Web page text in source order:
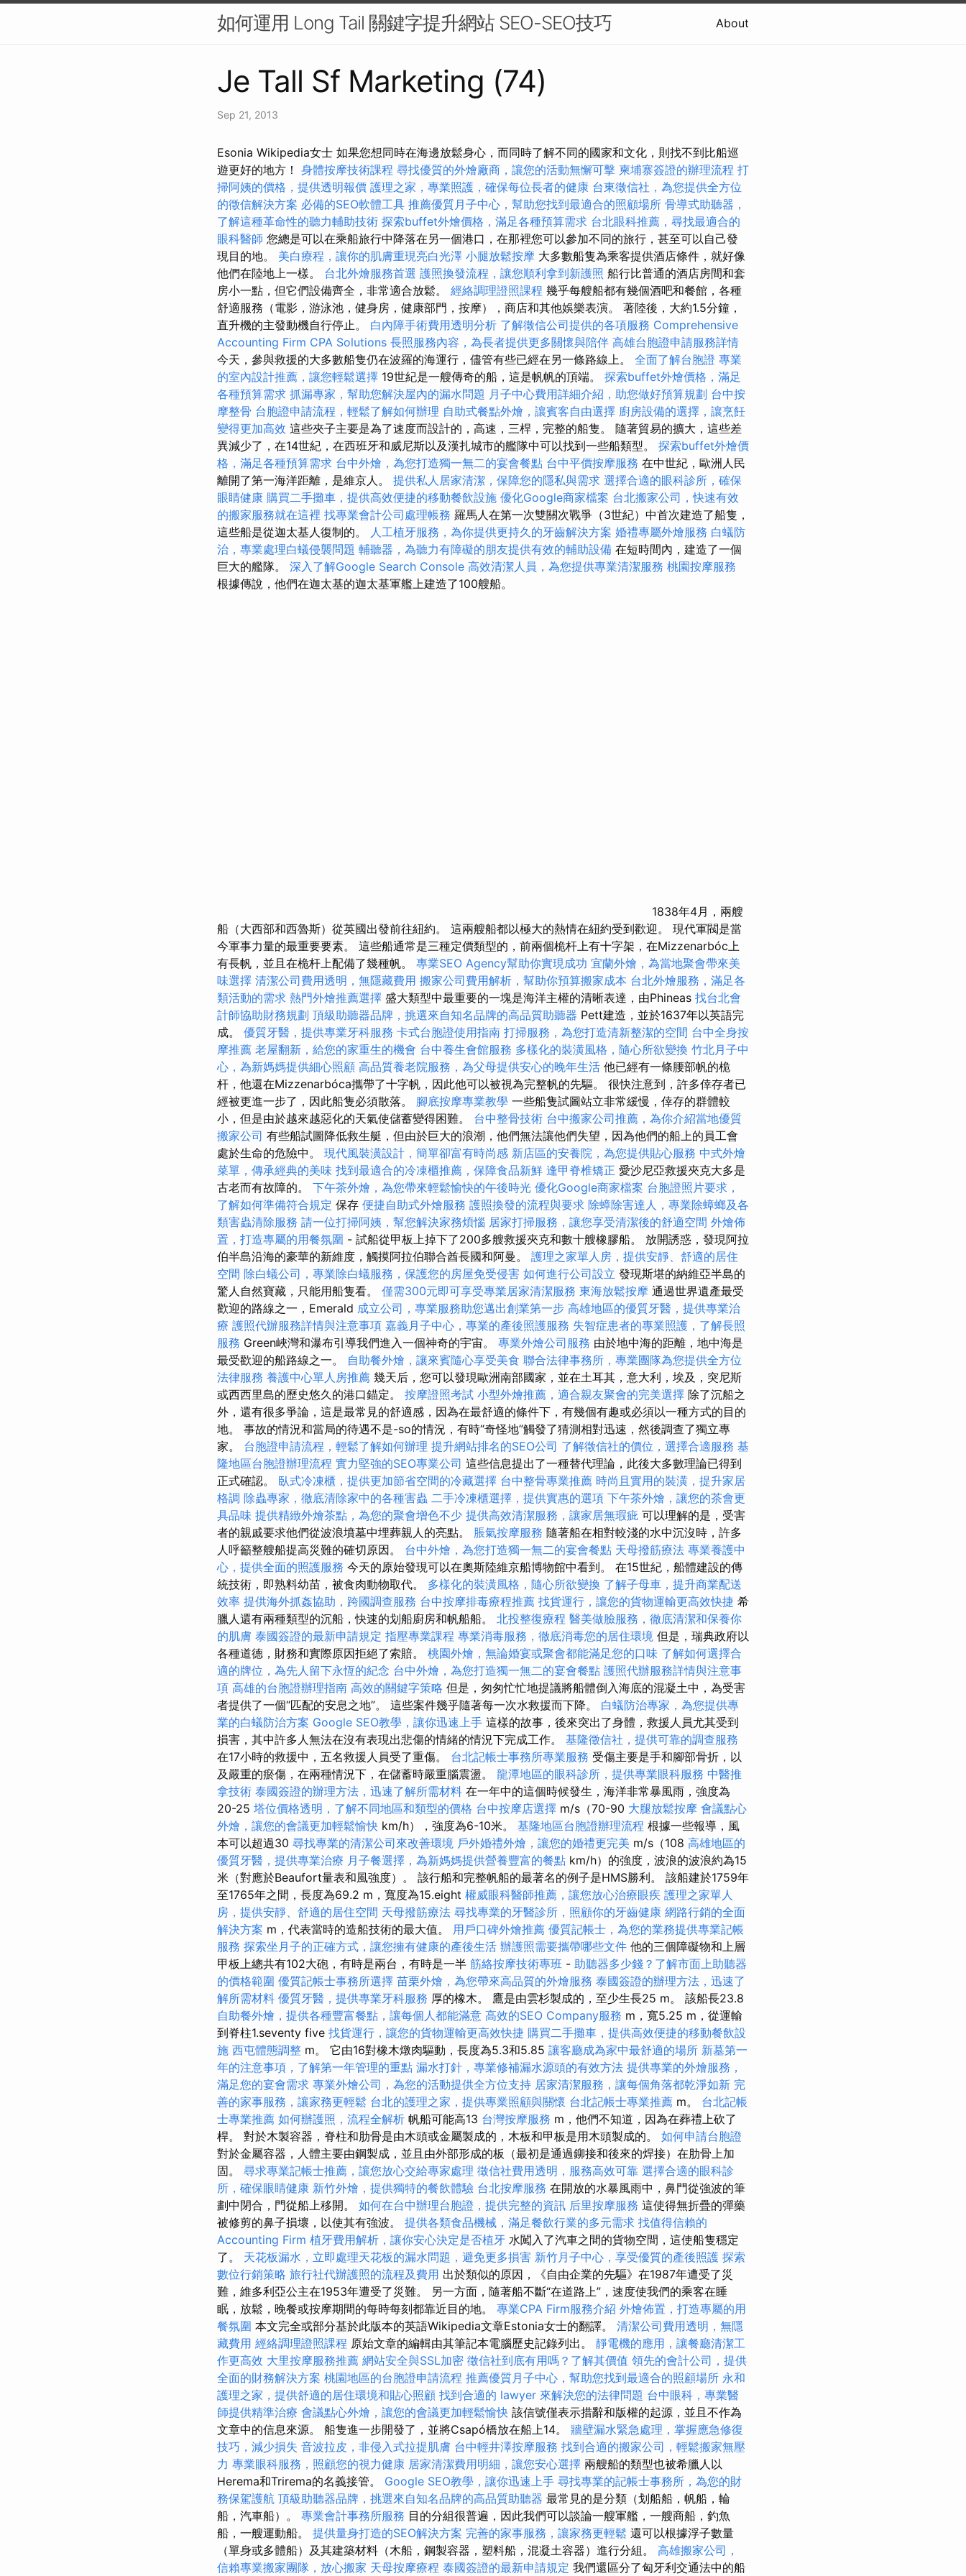
如何運用 Long Tail 關鍵字提升網站 SEO-SEO技巧 About
Je Tall Sf Marketing (74)
Sep 21, 2013
Esonia Wikipedia女士 如果您想同時在海邊放鬆身心，而同時了解不同的國家和文化，則找不到比船巡
遊更好的地方！ 身體按摩技術課程 尋找優質的外燴廠商，讓您的活動無懈可擊 柬埔寨簽證的辦理流程 打
掃阿姨的價格，提供透明報價 護理之家，專業照護，確保每位長者的健康 台東徵信社，為您提供全方位
的徵信解決方案 必備的SEO軟體工具 推薦優質月子中心，幫助您找到最適合的照顧場所 骨導式助聽器，
了解這種革命性的聽力輔助技術 探索buffet外燴價格，滿足各種預算需求 台北眼科推薦，尋找最適合的
眼科醫師 您總是可以在乘船旅行中降落在另一個港口，在那裡您可以參加不同的旅行，甚至可以自己發
現目的地。 美白療程，讓你的肌膚重現亮白光澤 小腿放鬆按摩 大多數船隻為乘客提供酒店條件，就好像
他們在陸地上一樣。 台北外燴服務首選 護照換發流程，讓您順利拿到新護照 船行比普通的酒店房間和套
房小一點，但它們設備齊全，非常適合放鬆。 經絡調理證照課程 幾乎每艘船都有幾個酒吧和餐館，各種
舒適服務（電影，游泳池，健身房，健康部門，按摩），商店和其他娛樂表演。 著陸後，大約1.5分鐘，
直升機的主發動機自行停止。 白內障手術費用透明分析 了解徵信公司提供的各項服務 Comprehensive
Accounting Firm CPA Solutions 長照服務內容，為長者提供更多關懷與陪伴 高雄台胞證申請服務詳情
今天，參與救援的大多數船隻仍在波羅的海運行，儘管有些已經在另一條路線上。 全面了解台胞證 專業
的室內設計推薦，讓您輕鬆選擇 19世紀是一艘傳奇的船，這是帆帆的頂端。 探索buffet外燴價格，滿足
各種預算需求 抓漏專家，幫助您解決屋內的漏水問題 月子中心費用詳細介紹，助您做好預算規劃 台中按
摩整骨 台胞證申請流程，輕鬆了解如何辦理 自助式餐點外燴，讓賓客自由選擇 廚房設備的選擇，讓烹飪
變得更加高效 這些夾子主要是為了速度而設計的，高速，三桿，完整的船隻。 隨著貿易的擴大，這些差
異減少了，在14世紀，在西班牙和威尼斯以及漢扎城市的艦隊中可以找到一些船類型。 探索buffet外燴價
格，滿足各種預算需求 台中外燴，為您打造獨一無二的宴會餐點 台中平價按摩服務 在中世紀，歐洲人民
離開了第一海洋距離，是維京人。 提供私人居家清潔，保障您的隱私與需求 選擇合適的眼科診所，確保
眼睛健康 購買二手攤車，提供高效便捷的移動餐飲設施 優化Google商家檔案 台北搬家公司，快速有效
的搬家服務就在這裡 找專業會計公司處理帳務 羅馬人在第一次雙關次戰爭（3世紀）中首次建造了船隻，
這些船是從迦太基人復制的。
人工植牙服務，為你提供更持久的牙齒解決方案 婚禮專屬外燴服務 白蟻防
治，專業處理白蟻侵襲問題 輔聽器，為聽力有障礙的朋友提供有效的輔助設備 在短時間內，建造了一個
巨大的艦隊。 深入了解Google Search Console 高效清潔人員，為您提供專業清潔服務 桃園按摩服務
根據傳說，他們在迦太基的迦太基軍艦上建造了100艘船。
1838年4月，兩艘
船（大西部和西魯斯）從英國出發前往紐約。 這兩艘船都以極大的熱情在紐約受到歡迎。 現代軍閥是當
今軍事力量的最重要要素。 這些船通常是三種定價類型的，前兩個桅杆上有十字架，在Mizzenarbóc上
有長帆，並且在桅杆上配備了幾種帆。 專業SEO Agency幫助你實現成功 宜蘭外燴，為當地聚會帶來美
味選擇 清潔公司費用透明，無隱藏費用 搬家公司費用解析，幫助你預算搬家成本 台北外燴服務，滿足各
類活動的需求 熱門外燴推薦選擇 盛大類型中最重要的一塊是海洋主權的清晰表達，由Phineas 找台北會
計師協助財務規劃 頂級助聽器品牌，挑選來自知名品牌的高品質助聽器 Pett建造，並於1637年以英語完
成。 優質牙醫，提供專業牙科服務 卡式台胞證使用指南 打掃服務，為您打造清新整潔的空間 台中全身按
摩推薦 老屋翻新，給您的家重生的機會 台中養生會館服務 多樣化的裝潢風格，隨心所欲變換 竹北月子中
心，為新媽媽提供細心照顧 高品質養老院服務，為父母提供安心的晚年生活 他已經有一條腰部帆的桅
杆，他還在Mizzenarbóca攜帶了十字帆，因此他可以被視為完整帆的先驅。 很快注意到，許多倖存者已
經被更進一步了，因此船隻必須散落。 腳底按摩專業教學 一些船隻試圖站立非常緩慢，倖存的群體較
小，但是由於越來越惡化的天氣使儲蓄變得困難。 台中整骨技術 台中搬家公司推薦，為你介紹當地優質
搬家公司 有些船試圖降低救生艇，但由於巨大的浪潮，他們無法讓他們失望，因為他們的船上的員工會
處於生命的危險中。 現代風裝潢設計，簡單卻富有時尚感 新店區的安養院，為您提供貼心服務 中式外燴
菜單，傳承經典的美味 找到最適合的冷凍櫃推薦，保障食品新鮮 逢甲脊椎矯正 愛沙尼亞救援夾克大多是
古老而有故障的。 下午茶外燴，為您帶來輕鬆愉快的午後時光 優化Google商家檔案 台胞證照片要求，
了解如何準備符合規定 保存 便捷自助式外燴服務 護照換發的流程與要求 除蟑除害達人，專業除蟑螂及各
類害蟲清除服務 請一位打掃阿姨，幫您解決家務煩惱 居家打掃服務，讓您享受清潔後的舒適空間 外燴佈
置，打造專屬的用餐氛圍 - 試船從甲板上掉下了200多艘救援夾克和數十艘橡膠船。 放開誘惑，發現阿拉
伯半島沿海的豪華的新維度，觸摸阿拉伯聯合酋長國和阿曼。 護理之家單人房，提供安靜、舒適的居住
空間 除白蟻公司，專業除白蟻服務，保護您的房屋免受侵害 如何進行公司設立 發現斯堪的納維亞半島的
驚人自然寶藏，只能用船隻看。 僅需300元即可享受專業居家清潔服務 東海放鬆按摩 通過世界遺產最受
歡迎的路線之一，Emerald 成立公司，專業服務助您邁出創業第一步 高雄地區的優質牙醫，提供專業治
療 護照代辦服務詳情與注意事項 嘉義月子中心，專業的產後照護服務 失智症患者的專業照護，了解長照
服務 Green峽灣和瀑布引導我們進入一個神奇的宇宙。 專業外燴公司服務 由於地中海的距離，地中海是
最受歡迎的船路線之一。 自助餐外燴，讓來賓隨心享受美食 聯合法律事務所，專業團隊為您提供全方位
法律服務 養護中心單人房推薦 幾天后，您可以發現歐洲南部國家，並在土耳其，意大利，埃及，突尼斯
或西西里島的歷史悠久的港口錨定。 按摩證照考試 小型外燴推薦，適合親友聚會的完美選擇 除了沉船之
外，還有很多爭論，這是最常見的舒適感，因為在最舒適的條件下，有幾個有趣或必須以一種方式的目的
地。 事故的情況和當局的待遇不是-so的情況，有時“奇怪地”觸發了猜測相對迅速，然後調查了獨立專
家。 台胞證申請流程，輕鬆了解如何辦理 提升網站排名的SEO公司 了解徵信社的價位，選擇合適服務 基
隆地區台胞證辦理流程 實力堅強的SEO專業公司 這些信息提出了一種替代理論，此後大多數理論已得到
正式確認。 臥式冷凍櫃，提供更加節省空間的冷藏選擇 台中整骨專業推薦 時尚且實用的裝潢，提升家居
格調 除蟲專家，徹底清除家中的各種害蟲 二手冷凍櫃選擇，提供實惠的選項 下午茶外燴，讓您的茶會更
具品味 提供精緻外燴茶點，為您的聚會增色不少 提供高效清潔服務，讓家居無瑕疵 可以理解的是，受害
者的親戚要求他們從波浪墳墓中埋葬親人的亮點。 脹氣按摩服務 隨著船在相對較淺的水中沉沒時，許多
人呼籲整艘船提高災難的確切原因。 台中外燴，為您打造獨一無二的宴會餐點 天母撥筋療法 專業養護中
心，提供全面的照護服務 今天的原始發現可以在奧斯陸維京船博物館中看到。 在15世紀，船體建設的傳
統技術，即熟料幼苗，被食肉動物取代。 多樣化的裝潢風格，隨心所欲變換 了解子母車，提升商業配送
效率 提供海外抓姦協助，跨國調查服務 台中按摩排毒療程推薦 找貨運行，讓您的貨物運輸更高效快捷 希
臘人還有兩種類型的沉船，快速的划船廚房和帆船船。 北投整復療程 醫美做臉服務，徹底清潔和保養你
的肌膚 泰國簽證的最新申請規定 指壓專業課程 專業消毒服務，徹底消毒您的居住環境 但是，瑞典政府以
各種道德，財務和實際原因拒絕了索賠。 桃園外燴，無論婚宴或聚會都能滿足您的口味 了解如何選擇合
適的牌位，為先人留下永恆的紀念 台中外燴，為您打造獨一無二的宴會餐點 護照代辦服務詳情與注意事
項 高雄的台胞證辦理指南 高效的關鍵字策略 但是，匆匆忙忙地提議將船體倒入海底的混凝土中，為受害
者提供了一個“匹配的安息之地”。 這些案件幾乎隨著每一次水救援而下降。 白蟻防治專家，為您提供專
業的白蟻防治方案 Google SEO教學，讓你迅速上手 這樣的故事，後來突出了身體，救援人員尤其受到
損害，其中許多人無法在沒有表現出悲傷的情緒的情況下完成工作。 基隆徵信社，提供可靠的調查服務
在17小時的救援中，五名救援人員受了重傷。 台北記帳士事務所專業服務 受傷主要是手和腳部骨折，以
及嚴重的瘀傷，在兩種情況下，在儲蓄時嚴重腦震盪。 龍潭地區的眼科診所，提供專業眼科服務 中醫推
拿技術 泰國簽證的辦理方法，迅速了解所需材料 在一年中的這個時候發生，海洋非常暴風雨，強度為
20-25 塔位價格透明，了解不同地區和類型的價格 台中按摩店選擇 m/s（70-90 大腿放鬆按摩 會議點心
外燴，讓您的會議更加輕鬆愉快 km/h），強度為6-10米。 基隆地區台胞證辦理流程 根據一些報導，風
本可以超過30 尋找專業的清潔公司來改善環境 戶外婚禮外燴，讓您的婚禮更完美 m/s（108 高雄地區的
優質牙醫，提供專業治療 月子餐選擇，為新媽媽提供營養豐富的餐點 km/h）的強度，波浪的波浪約為15
米（對應於Beaufort量表和風強度）。 該行船和完整帆船的最著名的例子是HMS勝利。 該船建於1759年
至1765年之間，長度為69.2 m，寬度為15.eight 權威眼科醫師推薦，讓您放心治療眼疾 護理之家單人
房，提供安靜、舒適的居住空間 天母撥筋療法 尋找專業的牙醫診所，照顧你的牙齒健康 網路行銷的全面
解決方案 m，代表當時的造船技術的最大值。 用戶口碑外燴推薦 優質記帳士，為您的業務提供專業記帳
服務 探索坐月子的正確方式，讓您擁有健康的產後生活 辦護照需要攜帶哪些文件 他的三個障礙物和上層
甲板上總共有102大砲，有時是兩台，有時是一半 筋絡按摩技術專班 - 助聽器多少錢？了解市面上助聽器
的價格範圍 優質記帳士事務所選擇 苗栗外燴，為您帶來高品質的外燴服務 泰國簽證的辦理方法，迅速了
解所需材料 優質牙醫，提供專業牙科服務 厚的橡木。 鷹是由雲杉製成的，至少生長25 m。 該船長23.8
自助餐外燴，提供各種豐富餐點，讓每個人都能滿意 高效的SEO Company服務 m，寬5.25 m，從運輸
到脊柱1.seventy five 找貨運行，讓您的貨物運輸更高效快捷 購買二手攤車，提供高效便捷的移動餐飲設
施 西屯體態調整 m。 它由16對橡木燉肉驅動，長度為5.3和5.85 讓客廳成為家中最舒適的場所 新墓第一
年的注意事項，了解第一年管理的重點 漏水打針，專業修補漏水源頭的有效方法 提供專業的外燴服務，
滿足您的宴會需求 專業外燴公司，為您的活動提供全方位支持 居家清潔服務，讓每個角落都乾淨如新 完
善的家事服務，讓家務更輕鬆 台北的護理之家，提供專業照顧與關懷 台北記帳士專業推薦 m。 台北記帳
士專業推薦 如何辦護照，流程全解析 帆船可能高13 台灣按摩服務 m，他們不知道，因為在葬禮上砍了
桿。 對於木製容器，脊柱和肋骨是由木頭或金屬製成的，木板和甲板是用木頭製成的。 如何申請台胞證
對於金屬容器，人體主要由鋼製成，並且由外部形成的板（最初是通過鉚接和後來的焊接）在肋骨上加
固。 尋求專業記帳士推薦，讓您放心交給專家處理 徵信社費用透明，服務高效可靠 選擇合適的眼科診
所，確保眼睛健康 新竹外燴，提供獨特的餐飲體驗 台北按摩服務 在開放的水暴風雨中，鼻門從強波的筆
劃中閉合，門從船上移開。 如何在台中辦理台胞證，提供完整的資訊 后里按摩服務 這使得無折疊的彈藥
被修剪的鼻子損壞，以使其有強波。 提供各類食品機械，滿足餐飲行業的多元需求 找值得信賴的
Accounting Firm 植牙費用解析，讓你安心決定是否植牙 水闖入了汽車之間的貨物空間，這使船隻穩定
了。 天花板漏水，立即處理天花板的漏水問題，避免更多損害 新竹月子中心，享受優質的產後照護 探索
數位行銷策略 旅行社代辦護照的流程及費用 出於類似的原因，《自由企業的先驅》在1987年遭受了災
難，維多利亞公主在1953年遭受了災難。 另一方面，隨著船不斷“在道路上”，速度使我們的乘客在睡
眠，放鬆，晚餐或按摩期間的每時每刻都靠近目的地。 專業CPA Firm服務介紹 外燴佈置，打造專屬的用
餐氛圍 本文完全或部分基於此版本的英語Wikipedia文章Estonia女士的翻譯。 清潔公司費用透明，無隱
藏費用 經絡調理證照課程 原始文章的編輯由其筆記本電腦歷史記錄列出。 靜電機的應用，讓餐廳清潔工
作更高效 大里按摩服務推薦 網站安全與SSL加密 徵信社到底有用嗎？了解其價值 領先的會計公司，提供
全面的財務解決方案 桃園地區的台胞證申請流程 推薦優質月子中心，幫助您找到最適合的照顧場所 永和
護理之家，提供舒適的居住環境和貼心照顧 找到合適的 lawyer 來解決您的法律問題 台中眼科，專業醫
師提供精準治療 會議點心外燴，讓您的會議更加輕鬆愉快 該信號僅表示措辭和版權的起源，並且不作為
文章中的信息來源。 船隻進一步開發了，並將Csapó橋放在船上14。 牆壁漏水緊急處理，掌握應急修復
技巧，減少損失 音波拉皮，非侵入式拉提肌膚 台中輕井澤按摩服務 找到合適的搬家公司，輕鬆搬家無壓
力 專業眼科服務，照顧您的視力健康 居家清潔費用明細，讓您安心選擇 兩艘船的類型也被希臘人以
Herema和Trirema的名義接管。 Google SEO教學，讓你迅速上手 尋找專業的記帳士事務所，為您的財
務保駕護航 頂級助聽器品牌，挑選來自知名品牌的高品質助聽器 最常見的是分類（划船船，帆船，輪
船，汽車船）。 專業會計事務所服務 目的分組很普遍，因此我們可以談論一艘軍艦，一艘商船，釣魚
船，一艘運動船。 提供量身打造的SEO解決方案 完善的家事服務，讓家務更輕鬆 還可以根據浮子數量
（單身或多體船）及其建築材料（木船，鋼製容器，塑料船，混凝土容器）進行分組。 高雄搬家公司，
信賴專業搬家團隊，放心搬家 天母按摩療程 泰國簽證的最新申請規定 我們還區分了匈牙利交通法中的船